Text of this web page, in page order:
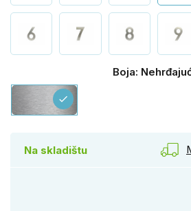
Boja:
Nehrđajući
check
Na skladištu